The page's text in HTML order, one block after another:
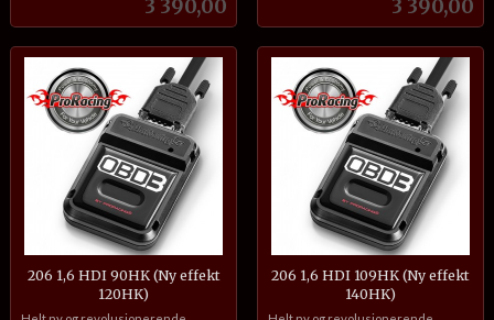
Pris
3 390,00 Pris
3 390,00
206 1,6 HDI 90HK (Ny effekt
120HK)
inkl.
206 1,6 HDI 109HK (Ny effekt
140HK)
inkl.